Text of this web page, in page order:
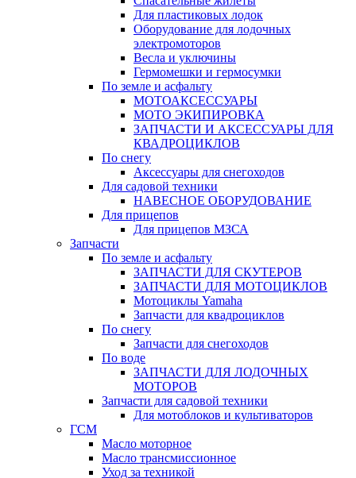
Для пластиковых лодок
Оборудование для лодочных
электромоторов
Весла и уключины
Гермомешки и гермосумки
По земле и асфальту
МОТОАКСЕССУАРЫ
МОТО ЭКИПИРОВКА
ЗАПЧАСТИ И АКСЕССУАРЫ ДЛЯ
КВАДРОЦИКЛОВ
По снегу
Аксессуары для снегоходов
Для садовой техники
НАВЕСНОЕ ОБОРУДОВАНИЕ
Для прицепов
Для прицепов МЗСА
Запчасти
По земле и асфальту
ЗАПЧАСТИ ДЛЯ СКУТЕРОВ
ЗАПЧАСТИ ДЛЯ МОТОЦИКЛОВ
Мотоциклы Yamaha
Запчасти для квадроциклов
По снегу
Запчасти для снегоходов
По воде
ЗАПЧАСТИ ДЛЯ ЛОДОЧНЫХ
МОТОРОВ
Запчасти для садовой техники
Для мотоблоков и культиваторов
ГСМ
Масло моторное
Масло трансмиссионное
Уход за техникой